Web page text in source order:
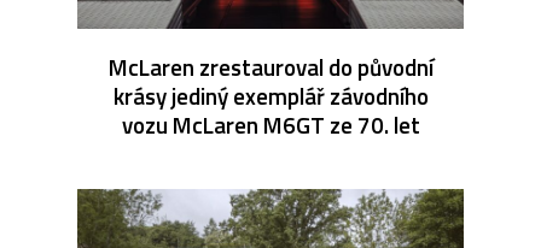
McLaren zrestauroval do původní
krásy jediný exemplář závodního
vozu McLaren M6GT ze 70. let